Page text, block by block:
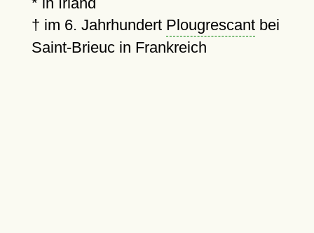
† im 6. Jahrhundert Plougrescantbei
Saint-Brieuc in Frankreich